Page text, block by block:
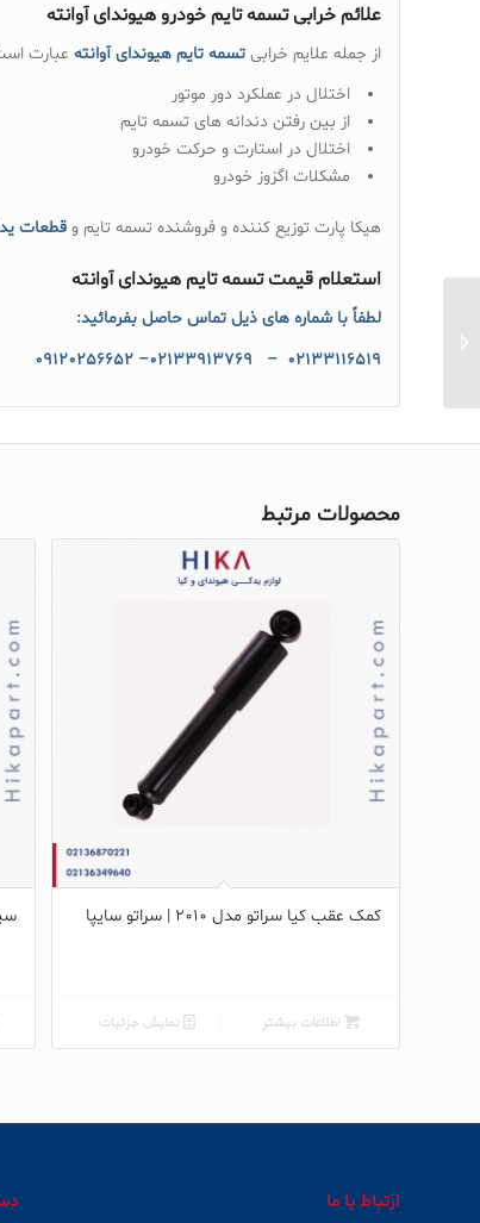
علائم خرابی تسمه تایم خودرو هیوندای آوانته
از جمله علایم خرابی تسمه تایم هیوندای آوانته عبارت
اختلال در عملکرد دور موتور
از بین رفتن دندانه های تسمه تایم
اختلال در استارت و حرکت خودرو
مشکلات اگزوز خودرو
هیکا پارت توزیع کننده و فروشنده تسمه تایم و قطعات
استعلام قیمت تسمه تایم هیوندای آوانته
لطفاً با شماره های ذیل تماس حاصل بفرمائید:
۰۲۱۳۳۱۱۶۵۱۹ – ۰۲۱۳۳۹۱۳۷۶۹–
۰۹۱۲۰۲۵۶۶۵۲
محصولات مرتبط
کمک عقب کیا سراتو مدل ۲۰۱۰ | سراتو سایپا
اطلاعات بیشتر نمایش جزئیات
ارتباط با ما
قفل صندوق عقب کیا
پیکانتو